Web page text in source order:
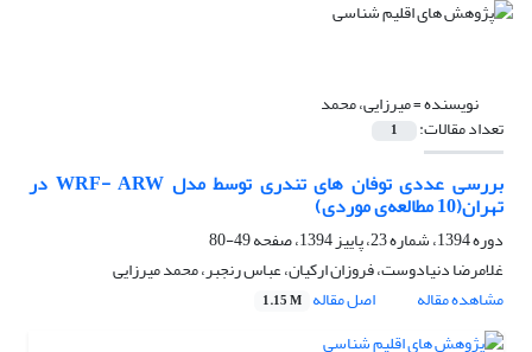
نویسنده =میرزایی، محمد
تعداد مقالات: 1
بررسی عددی توفان های تندری توسط مدل WRF- ARW در
تهران(10 مطالعه‌ی موردی)
دوره 1394، شماره 23، پاییز 1394، صفحه
49-80
غلامرضا دنیادوست، فروزان ارکیان، عباس رنجبر، محمد میرزایی
مشاهده مقاله
اصل مقاله 1.15 M